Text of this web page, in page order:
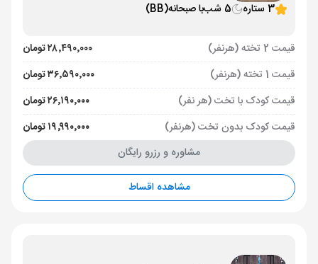
3 ستاره
5 شب با صبحانه(BB)
قیمت 2 تخته (هرنفر)
۲۸٬۴۹۰٬۰۰۰ تومان
قیمت 1 تخته (هرنفر)
۳۶٬۵۹۰٬۰۰۰ تومان
قیمت کودک با تخت (هر نفر)
۲۶٬۱۹۰٬۰۰۰ تومان
قیمت کودک بدون تخت (هرنفر)
۱۹٬۹۹۰٬۰۰۰ تومان
مشاوره و رزرو رایگان
مشاهده اقساط